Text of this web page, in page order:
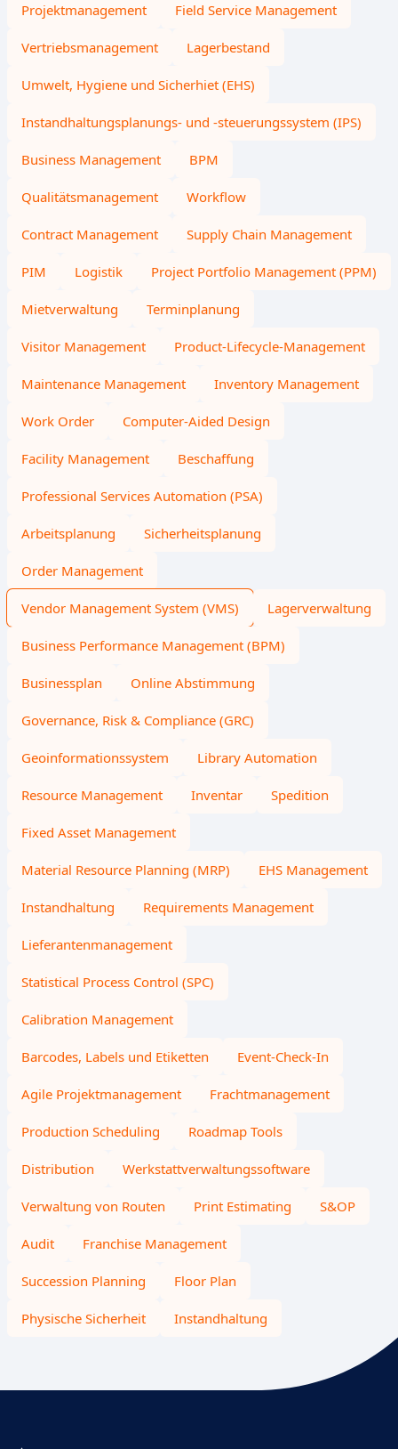
Projektmanagement Field Service Management
Vertriebsmanagement Lagerbestand
Umwelt, Hygiene und Sicherhiet (EHS)
Instandhaltungsplanungs- und -steuerungssystem (IPS)
Business Management BPM
Qualitätsmanagement Workflow
Contract Management Supply Chain Management
PIM Logistik Project Portfolio Management (PPM)
Mietverwaltung Terminplanung
Visitor Management Product-Lifecycle-Management
Maintenance Management Inventory Management
Work Order Computer-Aided Design
Facility Management Beschaffung
Professional Services Automation (PSA)
Arbeitsplanung Sicherheitsplanung
Order Management
Vendor Management System (VMS) Lagerverwaltung
Business Performance Management (BPM)
Businessplan Online Abstimmung
Governance, Risk & Compliance (GRC)
Geoinformationssystem Library Automation
Resource Management Inventar Spedition
Fixed Asset Management
Material Resource Planning (MRP) EHS Management
Instandhaltung Requirements Management
Lieferantenmanagement
Statistical Process Control (SPC)
Calibration Management
Barcodes, Labels und Etiketten Event-Check-In
Agile Projektmanagement Frachtmanagement
Production Scheduling Roadmap Tools
Distribution Werkstattverwaltungssoftware
Verwaltung von Routen Print Estimating S&OP
Audit Franchise Management
Succession Planning Floor Plan
Physische Sicherheit Instandhaltung